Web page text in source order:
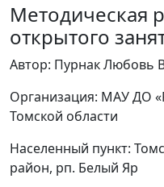
​​​​​​​Методическая
открытого
Автор: Пурнак Любовь
Организация: МАУ ДО
Томской области
Населенный пункт:
район, рп. Белый Яр